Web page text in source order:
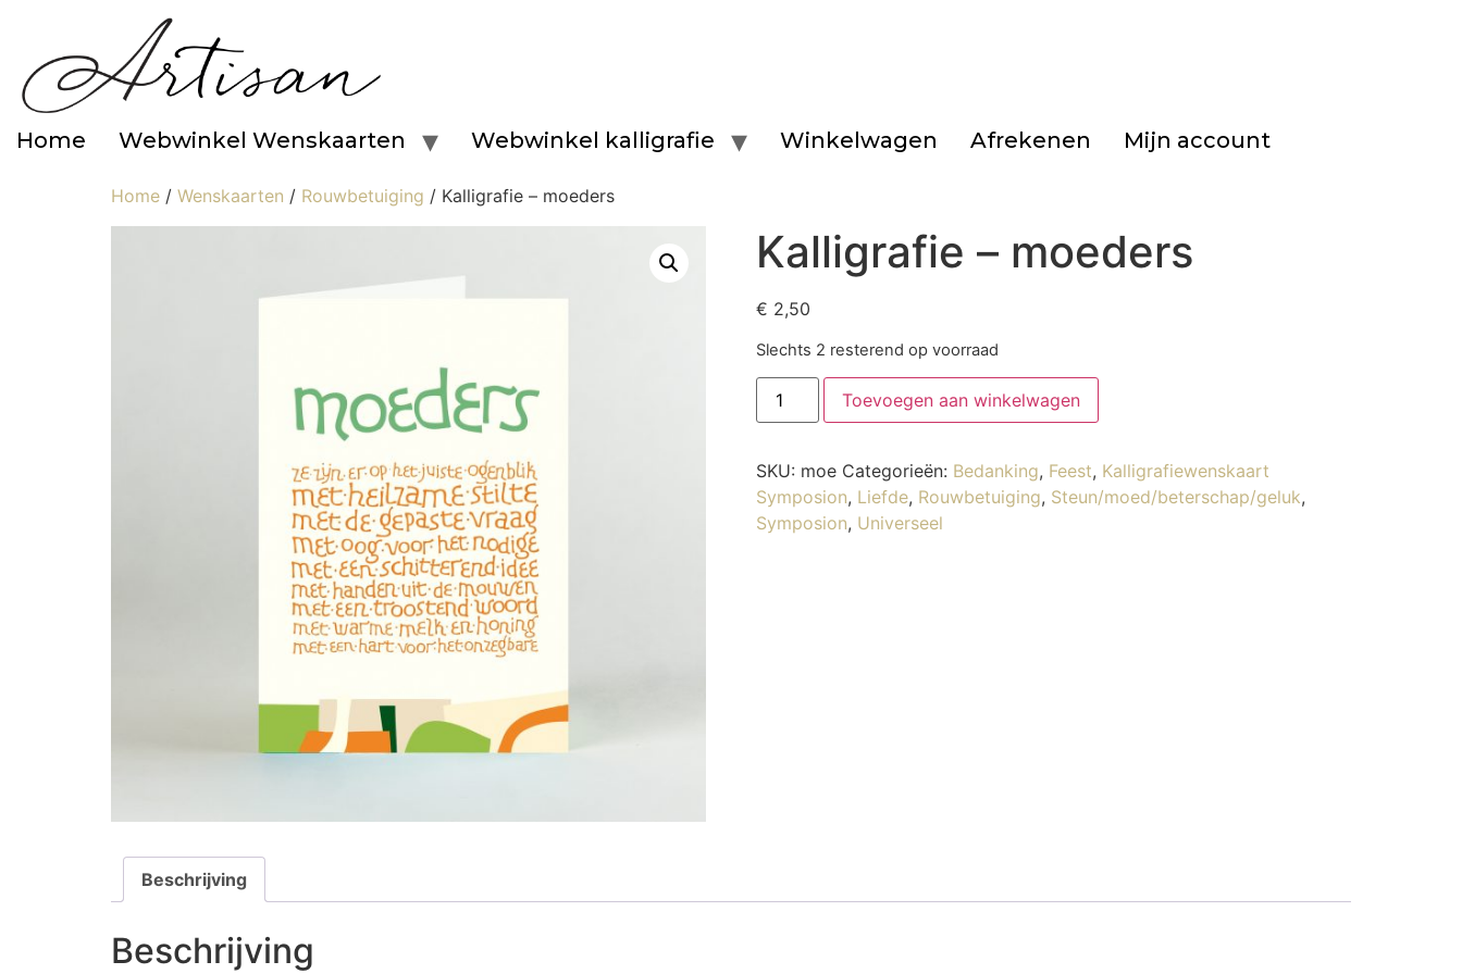
Home Webwinkel Wenskaarten Webwinkel kalligrafie Winkelwagen Afrekenen Mijn account
Home / Wenskaarten / Rouwbetuiging / Kalligrafie – moeders
Kalligrafie – moeders
€ 2,50
Slechts 2 resterend op voorraad
Toevoegen aan winkelwagen
SKU: moe Categorieën: Bedanking, Feest, Kalligrafiewenskaart
Symposion, Liefde, Rouwbetuiging, Steun/moed/beterschap/geluk,
Symposion, Universeel
Beschrijving
Beschrijving